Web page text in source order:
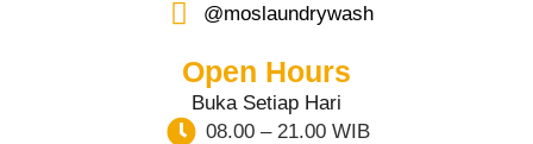
@moslaundrywash
Open Hours
Buka Setiap Hari
08.00 – 21.00 WIB